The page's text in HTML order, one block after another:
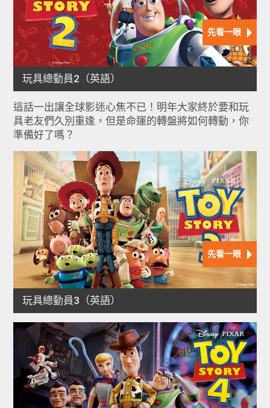
這話一出讓全球影迷心焦不已！明年大家終於要和玩
具老友們久別重逢，但是命運的轉盤將如何轉動，你
準備好了嗎？